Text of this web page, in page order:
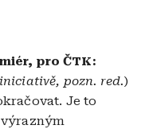
pro ČTK:
pozn. red.)
Je to